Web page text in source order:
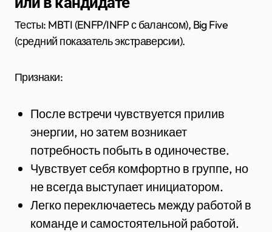
Тесты: MBTI (ENFP/INFP с балансом), Big Five
(средний показатель экстраверсии).
Признаки:
После встречи чувствуется прилив
энергии, но затем возникает
потребность побыть в одиночестве.
Чувствует себя комфортно в группе, но
не всегда выступает инициатором.
Легко переключаетесь между работой в
команде и самостоятельной работой.